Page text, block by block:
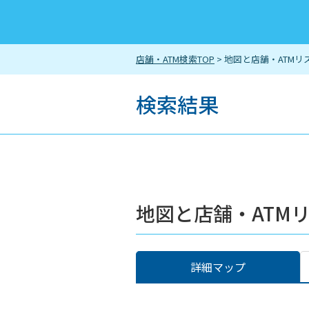
店舗・ATM検索TOP > 地図と店舗・ATMリ
検索結果
地図と店舗・ATM
詳細マップ